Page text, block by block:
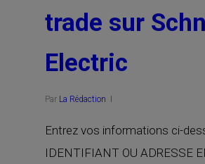
trade sur
Electric
Par La Rédaction
Entrez vos informations ci-
IDENTIFIANT OU ADRESSE